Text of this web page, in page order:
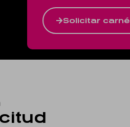
Solicitar carné